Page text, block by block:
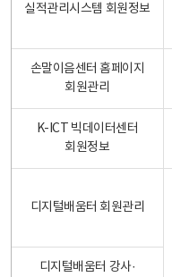
실적관리시스템 회원정보
손말이음센터 홈페이지
회원관리
K-ICT 빅데이터센터
회원정보
디지털배움터 회원관리
디지털배움터 강사·